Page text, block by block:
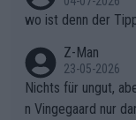
wo ist denn der
Z-Man
23-05-2026
Nichts für ungut,
n Vingegaard nur